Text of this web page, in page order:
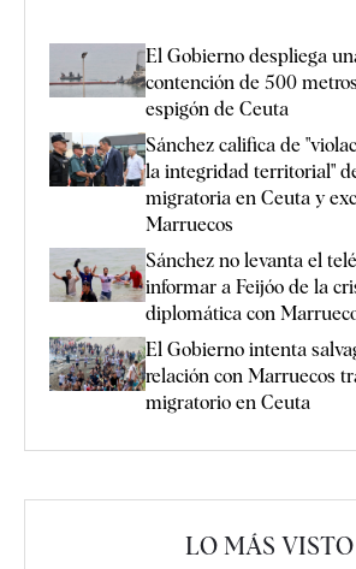
El Gobierno despliega
contención de 500
espigón de Ceuta
Sánchez califica de
la integridad territorial"
migratoria en Ceuta y
Marruecos
Sánchez no levanta el
informar a Feijóo de la
diplomática con
El Gobierno intenta
relación con Marruecos
migratorio en Ceuta
LO MÁS VISTO